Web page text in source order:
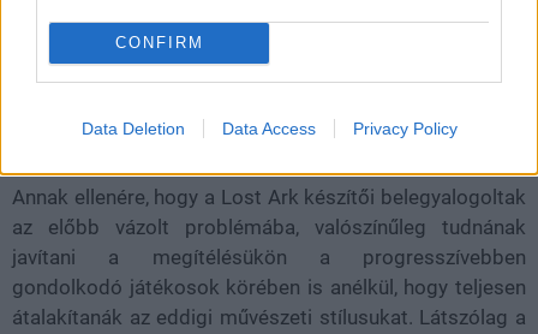
CONFIRM
Data Deletion Data Access Privacy Policy
Annak ellenére, hogy a Lost Ark készítői belegyalogoltak
az előbb vázolt problémába, valószínűleg tudnának
javítani a megítélésükön a progresszívebben
gondolkodó játékosok körében is anélkül, hogy teljesen
átalakítanák az eddigi művészeti stílusukat. Látszólag a